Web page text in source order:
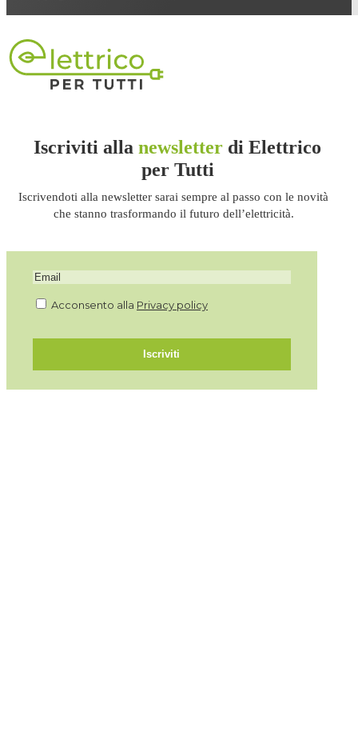
Iscriviti allanewsletter di Elettrico
per Tutti
Iscrivendoti alla newsletter sarai sempre al passo con le novità
che stanno trasformando il futuro dell’elettricità.
Acconsento alla Privacy policy
Iscriviti